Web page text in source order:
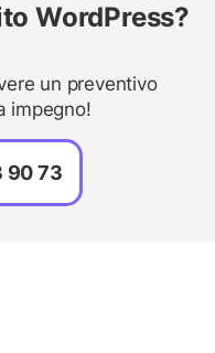
WordPress?
un preventivo
impegno!
90 73